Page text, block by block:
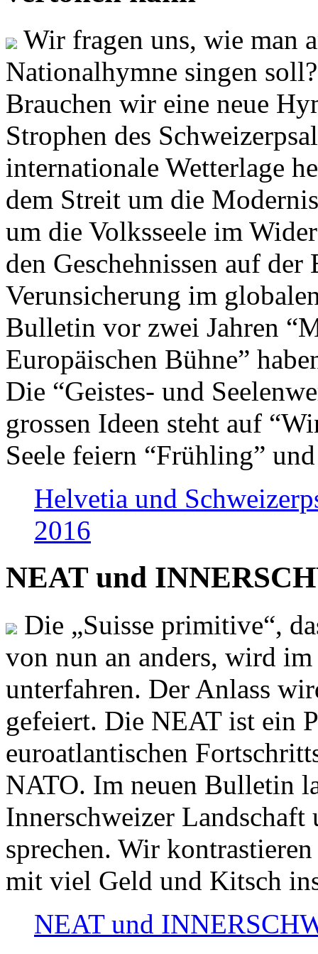
Wir fragen uns, wie man
Nationalhymne singen
Brauchen wir eine neue
Strophen des
internationale Wetterlage
dem Streit um die
um die Volksseele im
den Geschehnissen auf
Verunsicherung im
Bulletin vor zwei Jahren
Europäischen Bühne”
Die “Geistes- und
grossen Ideen steht auf
Seele feiern “Frühling”
Helvetia und
2016
NEAT und
Die „Suisse primitive“,
von nun an anders, wird
unterfahren. Der Anlass
gefeiert. Die NEAT ist ein
euroatlantischen
NATO. Im neuen Bulletin
Innerschweizer
sprechen. Wir
mit viel Geld und Kitsch
NEAT und